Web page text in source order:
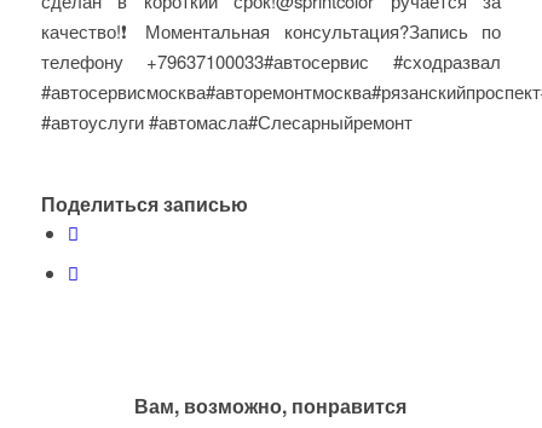
качество!❗️Моментальная консультация?Запись по
телефону +79637100033#автосервис #сходразвал
#автоуслуги #автомасла#Слесарныйремонт
Поделиться записью
Вам, возможно, понравится